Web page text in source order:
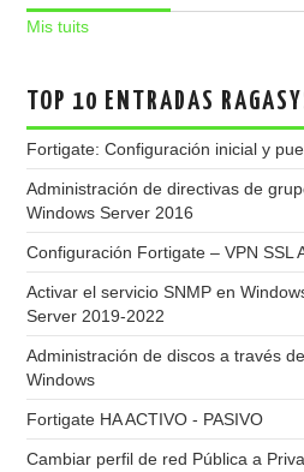
Mis tuits
TOP 10 ENTRADAS
Fortigate: Configuración inicial y
Administración de directivas de
Windows Server 2016
Configuración Fortigate – VPN SSL
Activar el servicio SNMP en
Server 2019-2022
Administración de discos a través
Windows
Fortigate HA ACTIVO - PASIVO
Cambiar perfil de red Pública a